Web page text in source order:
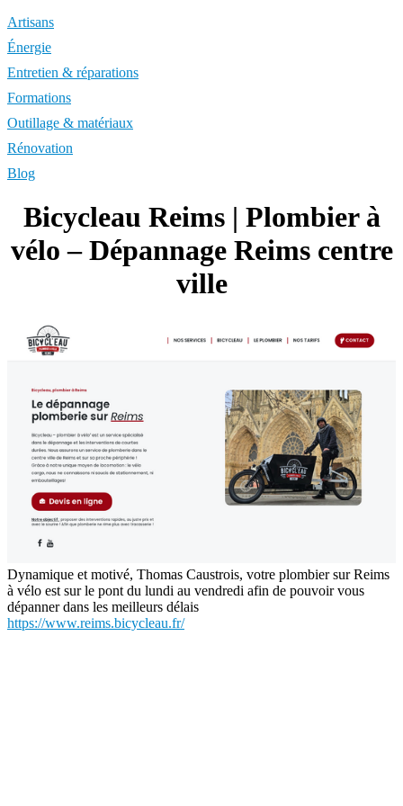
Artisans
Énergie
Entretien & réparations
Formations
Outillage & matériaux
Rénovation
Blog
Bicycleau Reims | Plombier à
vélo – Dépannage Reims centre
ville
Dynamique et motivé, Thomas Caustrois, votre plombier sur Reims
à vélo est sur le pont du lundi au vendredi afin de pouvoir vous
dépanner dans les meilleurs délais
https://www.reims.bicycleau.fr/